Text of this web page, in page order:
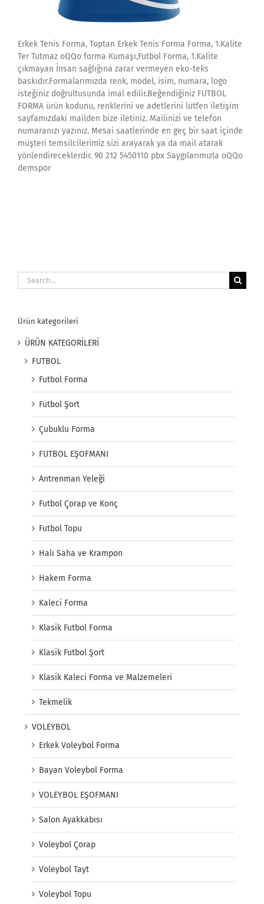
Erkek Tenis Forma, Toptan Erkek Tenis Forma Forma, 1.Kalite
Ter Tutmaz oQQo forma Kumaşı,Futbol Forma, 1.Kalite
çıkmayan İnsan sağlığına zarar vermeyen eko-teks
baskıdır.Formalarımızda renk, model, isim, numara, logo
isteğiniz doğrultusunda imal edilir.Beğendiğiniz FUTBOL
FORMA ürün kodunu, renklerini ve adetlerini lütfen iletişim
sayfamızdaki mailden bize iletiniz. Mailinizi ve telefon
numaranızı yazınız. Mesai saatlerinde en geç bir saat içinde
müşteri temsilcilerimiz sizi arayarak ya da mail atarak
yönlendireceklerdir. 90 212 5450110 pbx Saygılarımızla oQQo
demspor
Search
for:
Ürün kategorileri
ÜRÜN KATEGORİLERİ
FUTBOL
Futbol Forma
Futbol Şort
Çubuklu Forma
FUTBOL EŞOFMANI
Antrenman Yeleği
Futbol Çorap ve Konç
Futbol Topu
Halı Saha ve Krampon
Hakem Forma
Kaleci Forma
Klasik Futbol Forma
Klasik Futbol Şort
Klasik Kaleci Forma ve Malzemeleri
Tekmelik
VOLEYBOL
Erkek Voleybol Forma
Bayan Voleybol Forma
VOLEYBOL EŞOFMANI
Salon Ayakkabısı
Voleybol Çorap
Voleybol Tayt
Voleybol Topu